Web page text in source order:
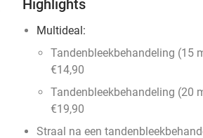
Highlights
Multideal:
Tandenbleekbehandeling (15
€14,90
Tandenbleekbehandeling (20
€19,90
Straal na een